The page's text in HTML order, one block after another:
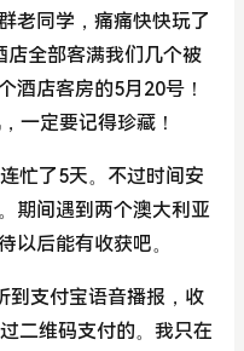
老同学，痛痛快快玩了
店全部客满我们几个被
酒店客房的5月20号！
一定要记得珍藏！
忙了5天。不过时间安
期间遇到两个澳大利亚
以后能有收获吧。
到支付宝语音播报，收
二维码支付的。我只在